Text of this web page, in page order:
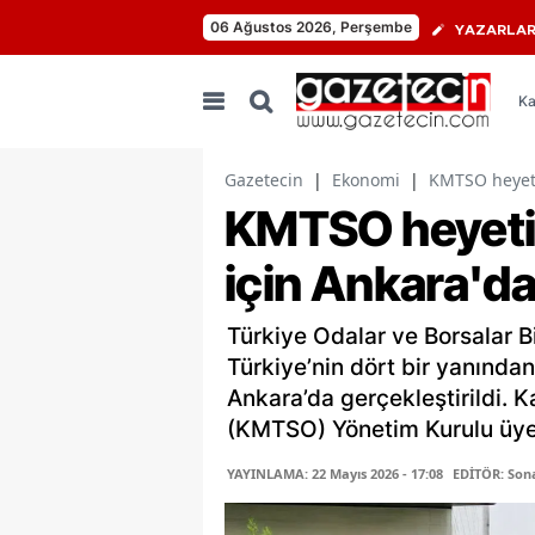
06 Ağustos 2026, Perşembe YAZARLAR
Gazetecin | Ekonomi | KMTSO
KMTSO
için
Türkiye Odalar ve Borsalar
Türkiye’nin dört bir
Ankara’da gerçekleştirildi.
(KMTSO) Yönetim Kurulu
YAYINLAMA: 22 Mayıs 2026 - 17:08 EDİTÖR: